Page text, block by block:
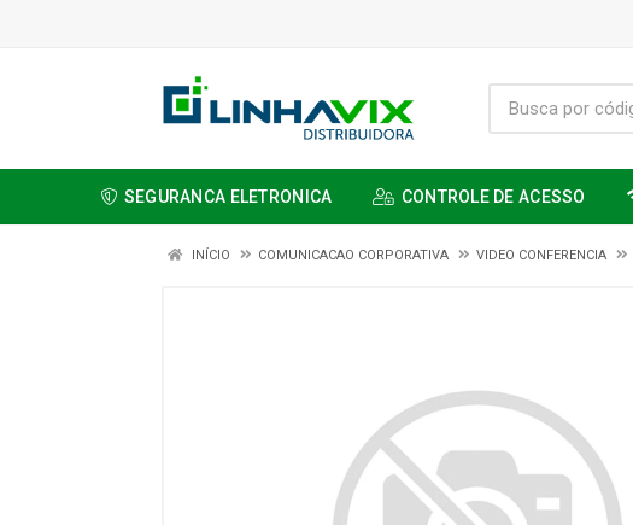
SEGURANCA ELETRONICA CONTROLE DE ACESSO
INÍCIO COMUNICACAO CORPORATIVA VIDEO CONFERENCIA